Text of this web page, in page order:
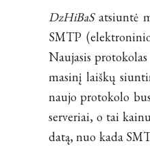
DzHiBaSatsiuntė
SMTP
Naujasis
masinį laiškų
naujo protokolo
serveriai, o tai
datą, nuo kada